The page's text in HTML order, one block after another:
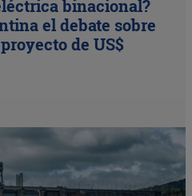
binacional?
el debate sobre
de US$